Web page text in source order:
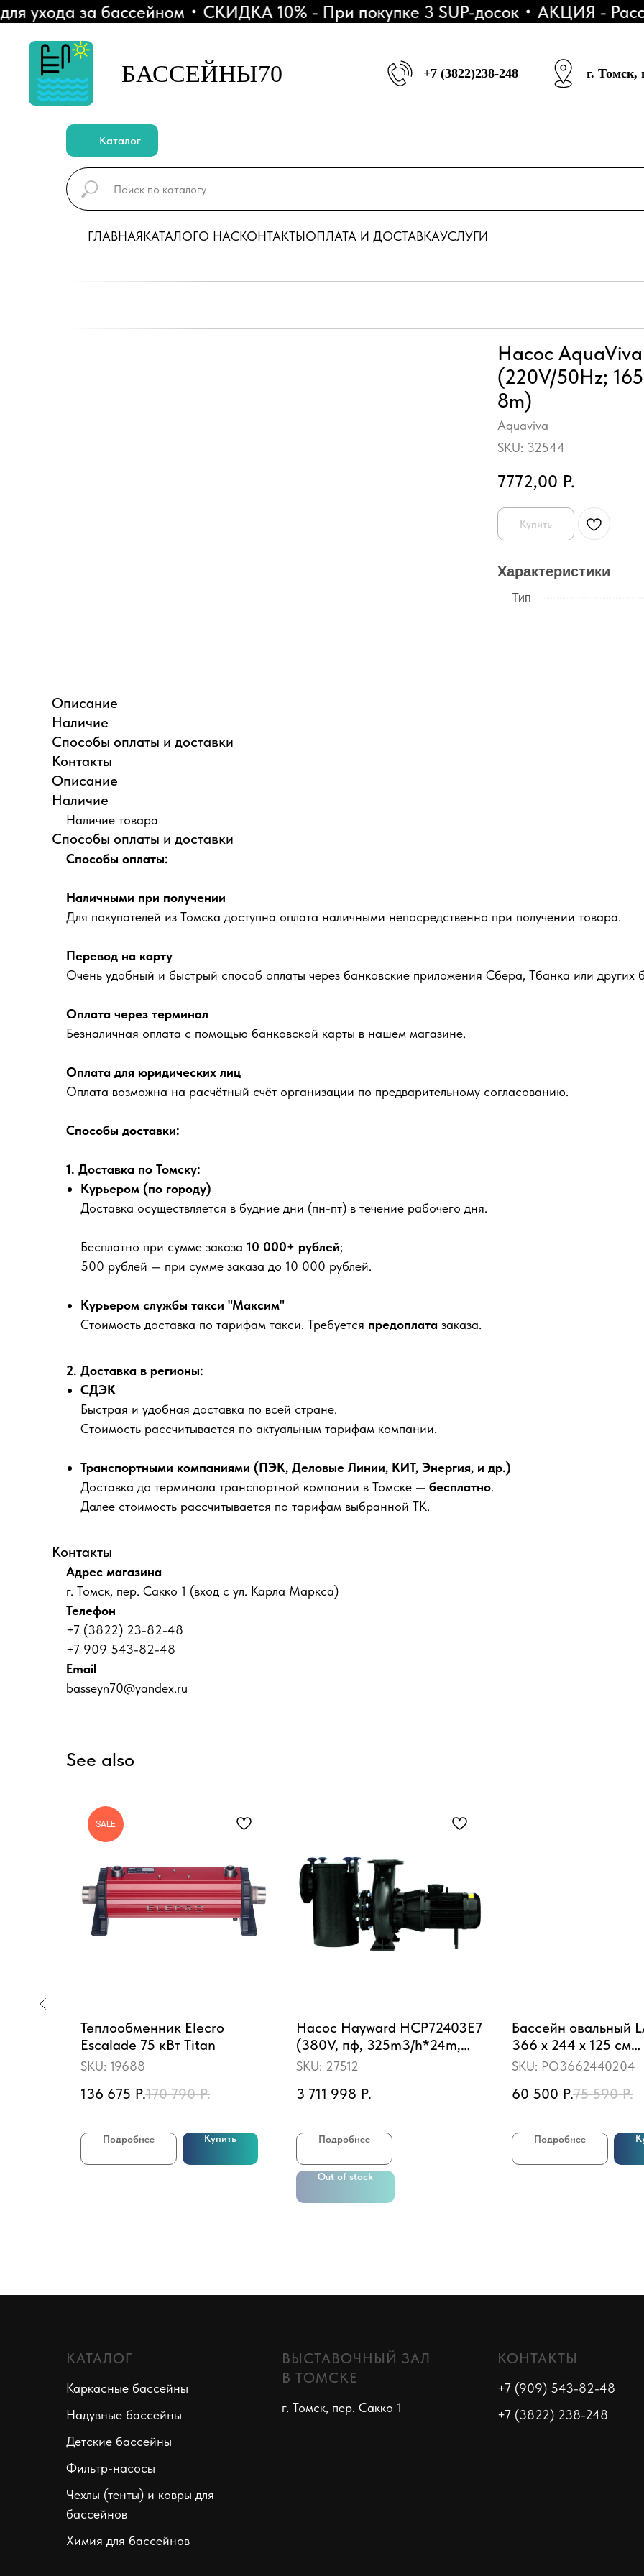
за бассейном СКИДКА 10% - При покупке 3 SUP-досок АКЦИЯ -
БАССЕЙНЫ70 +7 (3822)238-248 г. Томск,
Каталог
ГЛАВНАЯКАТАЛОГО НАСКОНТАКТЫОПЛАТА И ДОСТАВКАУСЛУГИ
Насос
(220V/50Hz;
8m)
Aquaviva
SKU: 32544
7772,00 Р.
Купить
Характеристики
Тип
Описание
Наличие
Способы оплаты и доставки
Контакты
Описание
Наличие
Наличие товара
Способы оплаты и доставки
Способы оплаты:
Наличными при получении
Для покупателей из Томска доступна оплата наличными непосредственно при получении товара.
Перевод на карту
Очень удобный и быстрый способ оплаты через банковские приложения Сбера, Тбанка или других
Оплата через терминал
Безналичная оплата с помощью банковской карты в нашем магазине.
Оплата для юридических лиц
Оплата возможна на расчётный счёт организации по предварительному согласованию.
Способы доставки:
1. Доставка по Томску:
Курьером (по городу)
Доставка осуществляется в будние дни (пн-пт) в течение рабочего дня.
Бесплатно при сумме заказа 10 000+ рублей;
500 рублей — при сумме заказа до 10 000 рублей.
Курьером службы такси "Максим"
Стоимость доставка по тарифам такси. Требуется предоплата заказа.
2. Доставка в регионы:
СДЭК
Быстрая и удобная доставка по всей стране.
Стоимость рассчитывается по актуальным тарифам компании.
Транспортными компаниями (ПЭК, Деловые Линии, КИТ, Энергия, и др.)
Доставка до терминала транспортной компании в Томске — бесплатно.
Далее стоимость рассчитывается по тарифам выбранной ТК.
Контакты
Адрес магазина
г. Томск, пер. Сакко 1 (вход с ул. Карла Маркса)
Телефон
+7 (3822) 23-82-48
+7 909 543-82-48
Email
basseyn70@yandex.ru
See also
SALE
Теплообменник Elecro
Escalade 75 кВт Titan
SKU: 19688
136 675 Р.170 790 Р.
Подробнее Купить
Насос Hayward HCP72403E7
(380V, пф, 325m3/h*24m,
40HP, IE3) кор. чугун\крыл.
SKU: 27512
3 711 998 Р.
Подробнее
Out of stock
Бассейн овальный
366 х 244 х 125 см
(шоколад)
SKU: PO3662440204
60 500 Р.75 590 Р.
Подробнее
КАТАЛОГ
Каркасные бассейны
Надувные бассейны
Детские бассейны
Фильтр-насосы
Чехлы (тенты) и ковры для
бассейнов
Химия для бассейнов
ВЫСТАВОЧНЫЙ ЗАЛ
В ТОМСКЕ
г. Томск, пер. Сакко 1
КОНТАКТЫ
+7 (909) 543-82-48
+7 (3822) 238-248